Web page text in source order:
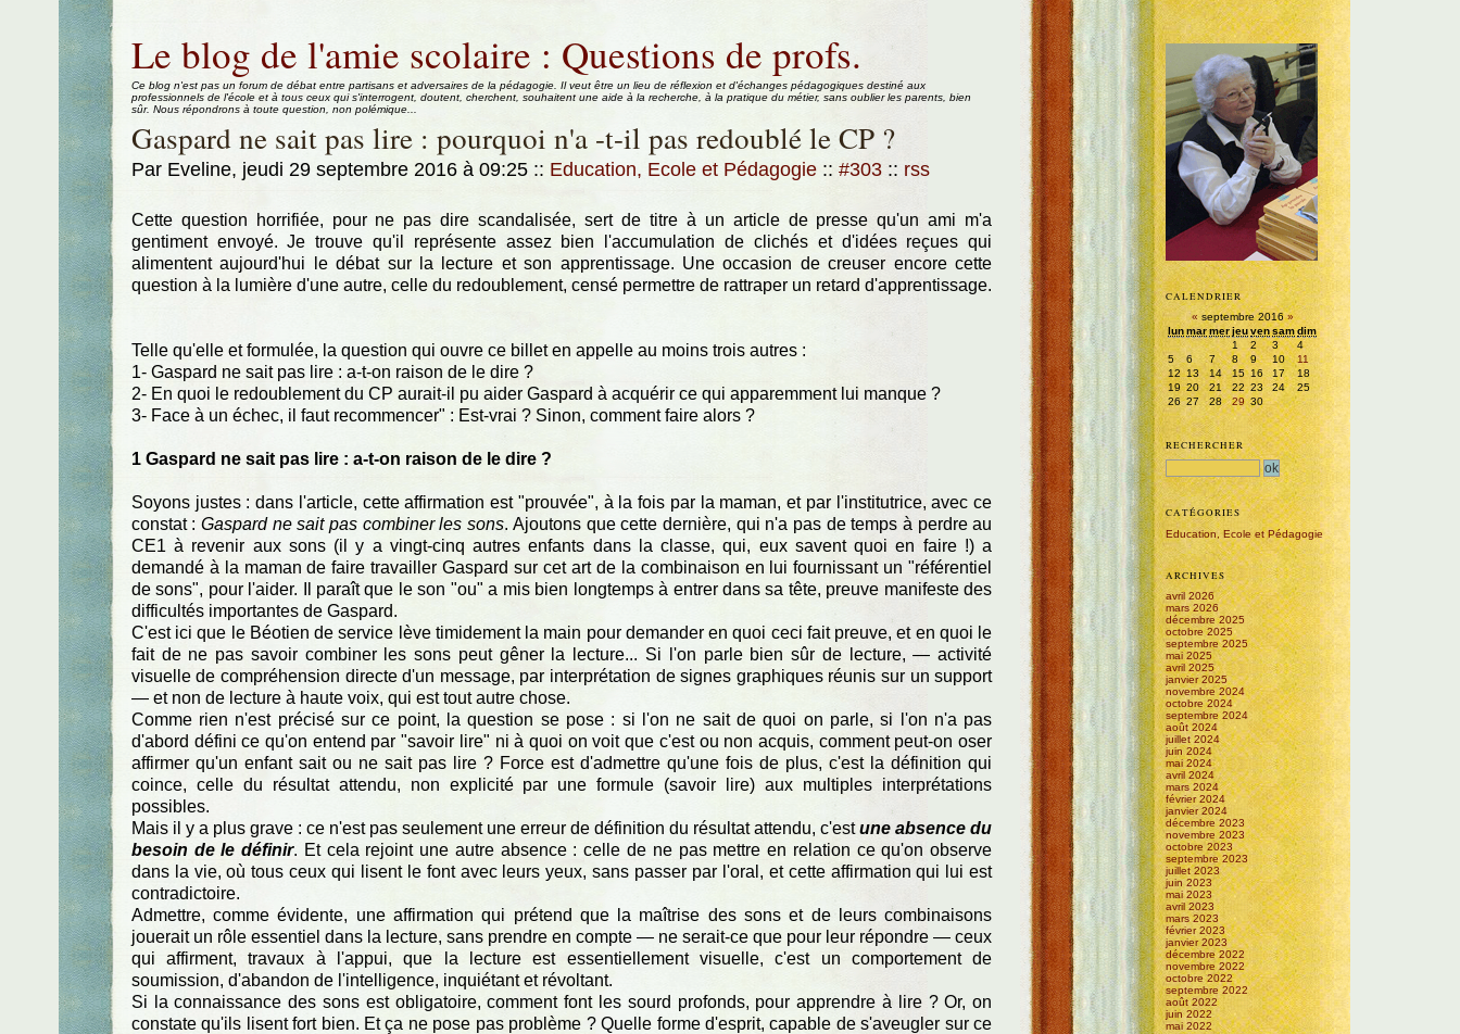
Aller au contenu
Le blog de l'amie scolaire : Questions de profs.
Ce blog n'est pas un forum de débat entre partisans et adversaires de la pédagogie. Il veut être un lieu de réflexion et d'échanges pédagogiques destiné aux
professionnels de l'école et à tous ceux qui s'interrogent, doutent, cherchent, souhaitent une aide à la recherche, à la pratique du métier, sans oublier les parents, bien
sûr. Nous répondrons à toute question, non polémique...
Gaspard ne sait pas lire : pourquoi n'a -t-il pas redoublé le CP ?
Par Eveline, jeudi 29 septembre 2016 à 09:25 :: Education, Ecole et Pédagogie :: #303 :: rss
Cette question horrifiée, pour ne pas dire scandalisée, sert de titre à un article de presse qu'un ami m'a
gentiment envoyé. Je trouve qu'il représente assez bien l'accumulation de clichés et d'idées reçues qui
alimentent aujourd'hui le débat sur la lecture et son apprentissage. Une occasion de creuser encore cette
question à la lumière d'une autre, celle du redoublement, censé permettre de rattraper un retard d'apprentissage.
Telle qu'elle et formulée, la question qui ouvre ce billet en appelle au moins trois autres :
1- Gaspard ne sait pas lire : a-t-on raison de le dire ?
2- En quoi le redoublement du CP aurait-il pu aider Gaspard à acquérir ce qui apparemment lui manque ?
3- Face à un échec, il faut recommencer" : Est-vrai ? Sinon, comment faire alors ?
1 Gaspard ne sait pas lire : a-t-on raison de le dire ?
Soyons justes : dans l'article, cette affirmation est "prouvée", à la fois par la maman, et par l'institutrice, avec ce
constat :Gaspard ne sait pas combiner les sons. Ajoutons que cette dernière, qui n'a pas de temps à perdre au
CE1 à revenir aux sons (il y a vingt-cinq autres enfants dans la classe, qui, eux savent quoi en faire !) a
demandé à la maman de faire travailler Gaspard sur cet art de la combinaison en lui fournissant un "référentiel
de sons", pour l'aider. Il paraît que le son "ou" a mis bien longtemps à entrer dans sa tête, preuve manifeste des
difficultés importantes de Gaspard.
C'est ici que le Béotien de service lève timidement la main pour demander en quoi ceci fait preuve, et en quoi le
fait de ne pas savoir combiner les sons peut gêner la lecture... Si l'on parle bien sûr de lecture, — activité
visuelle de compréhension directe d'un message, par interprétation de signes graphiques réunis sur un support
— et non de lecture à haute voix, qui est tout autre chose.
Comme rien n'est précisé sur ce point, la question se pose : si l'on ne sait de quoi on parle, si l'on n'a pas
d'abord défini ce qu'on entend par "savoir lire" ni à quoi on voit que c'est ou non acquis, comment peut-on oser
affirmer qu'un enfant sait ou ne sait pas lire ? Force est d'admettre qu'une fois de plus, c'est la définition qui
coince, celle du résultat attendu, non explicité par une formule (savoir lire) aux multiples interprétations
possibles.
Mais il y a plus grave : ce n'est pas seulement une erreur de définition du résultat attendu, c'estune absence du
besoin de le définir. Et cela rejoint une autre absence : celle de ne pas mettre en relation ce qu'on observe
dans la vie, où tous ceux qui lisent le font avec leurs yeux, sans passer par l'oral, et cette affirmation qui lui est
contradictoire.
Admettre, comme évidente, une affirmation qui prétend que la maîtrise des sons et de leurs combinaisons
jouerait un rôle essentiel dans la lecture, sans prendre en compte — ne serait-ce que pour leur répondre — ceux
qui affirment, travaux à l'appui, que la lecture est essentiellement visuelle, c'est un comportement de
soumission, d'abandon de l'intelligence, inquiétant et révoltant.
Si la connaissance des sons est obligatoire, comment font les sourd profonds, pour apprendre à lire ? Or, on
constate qu'ils lisent fort bien. Et ça ne pose pas problème ? Quelle forme d'esprit, capable de s'aveugler sur ce
CALENDRIER
« septembre 2016»
lunmarmerjeuvensamdim
1
2 3
4
5
6 7 8 9 10
11
12 13 14 15 16 17
18
19 20 21 22 23 24
25
26 27 28 29 30
RECHERCHER
CATÉGORIES
Education, Ecole et Pédagogie
ARCHIVES
avril 2026
mars 2026
décembre 2025
octobre 2025
septembre 2025
mai 2025
avril 2025
janvier 2025
novembre 2024
octobre 2024
septembre 2024
août 2024
juillet 2024
juin 2024
mai 2024
avril 2024
mars 2024
février 2024
janvier 2024
décembre 2023
novembre 2023
octobre 2023
septembre 2023
juillet 2023
juin 2023
mai 2023
avril 2023
mars 2023
février 2023
janvier 2023
décembre 2022
novembre 2022
octobre 2022
septembre 2022
août 2022
juin 2022
mai 2022